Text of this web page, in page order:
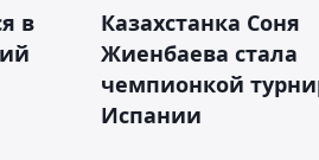
в
Казахстанка Соня
Жиенбаева стала
чемпионкой
Испании